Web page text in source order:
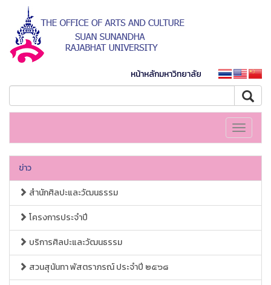
หน้าหลักมหาวิทยาลัย
Toggle
ข่าว
สำนักศิลปะและวัฒนธรรม
โครงการประจำปี
บริการศิลปะและวัฒนธรรม
สวนสุนันทา พัสตราภรณ์ ประจำปี ๒๕๖๘